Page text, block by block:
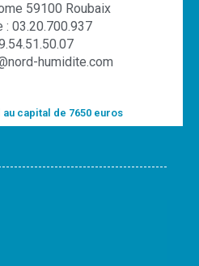
59100 Roubaix
: 03.20.700.937
humidite.com
capital de 7650 euros